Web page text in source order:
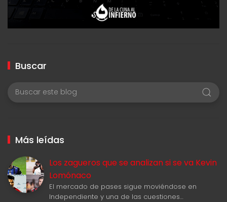
Buscar
Más leídas
Los zagueros que se analizan si se va Kevin
Lomónaco
El mercado de pases sigue moviéndose en
Independiente y una de las cuestiones…